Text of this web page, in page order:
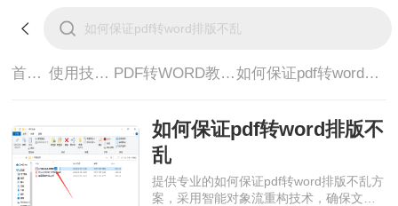
首页> 使用技巧> PDF转WORD教程> 如何保证pdf转word排版不乱
如何保证pdf转word排版不
乱
提供专业的如何保证pdf转word排版不乱方
案，采用智能对象流重构技术，确保文档